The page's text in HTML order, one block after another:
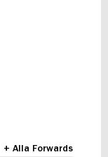
+ Alla Forwards